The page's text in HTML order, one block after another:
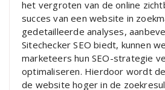
het vergroten van de online
succes van een website in
gedetailleerde analyses,
Sitechecker SEO biedt, kunnen
marketeers hun SEO-strategie
optimaliseren. Hierdoor wordt
de website hoger in de